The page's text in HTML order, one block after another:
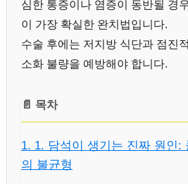
심한 통증이나 염증이 동반될 경
이 가장 확실한 완치법입니다.
수술 후에는 저지방 식단과 점진
소화 불량을 예방해야 합니다.
📄 목차
1. 1. 담석이 생기는 진짜 원인:
의 불균형